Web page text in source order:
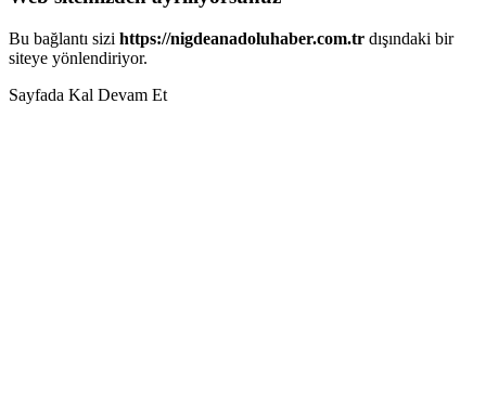
Bu bağlantı sizi https://nigdeanadoluhaber.com.tr dışındaki bir
siteye yönlendiriyor.
Sayfada Kal Devam Et